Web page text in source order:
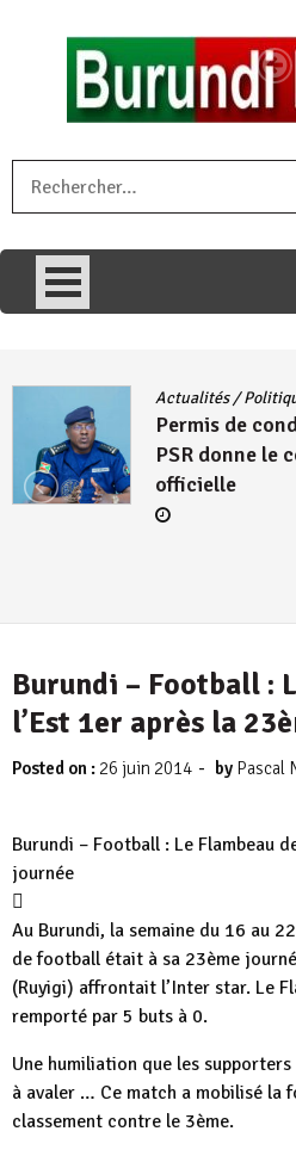
umariye umuryango wawe
uri ngaha ndagusigiye iki
Actualités/
Permis de
PSR donne le
officielle
Burundi – Football :
l’Est 1er après la
Posted on : 26 juin 2014 - by Pascal
Burundi – Football : Le Flambeau
journée

Au Burundi, la semaine du 16 au
de football était à sa 23ème
(Ruyigi) affrontait l’Inter star. Le
remporté par 5 buts à 0.
Une humiliation que les
à avaler … Ce match a mobilisé la
classement contre le 3ème.